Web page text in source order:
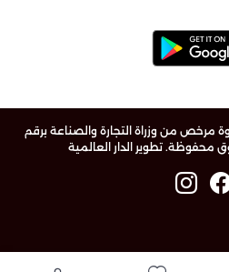
والنسخ ؛ 2026 شروة مرخص من وزراة التجارة والصناعة برقم
تطوير الدار العالمية